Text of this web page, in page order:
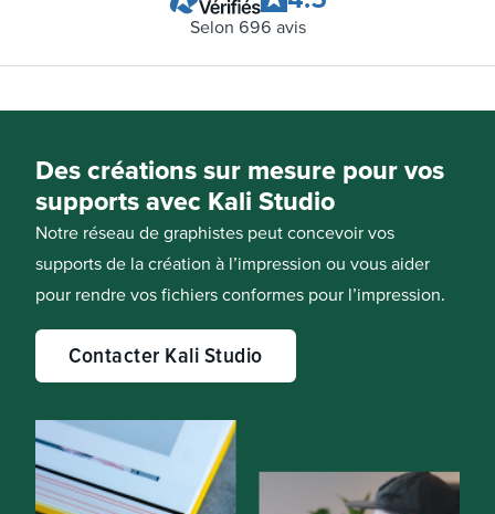
Selon 696 avis
Des créations sur mesure pour vos
supports avec Kali Studio
Notre réseau de graphistes peut concevoir vos
supports de la création à l’impression ou vous aider
pour rendre vos fichiers conformes pour l’impression.
Contacter Kali Studio